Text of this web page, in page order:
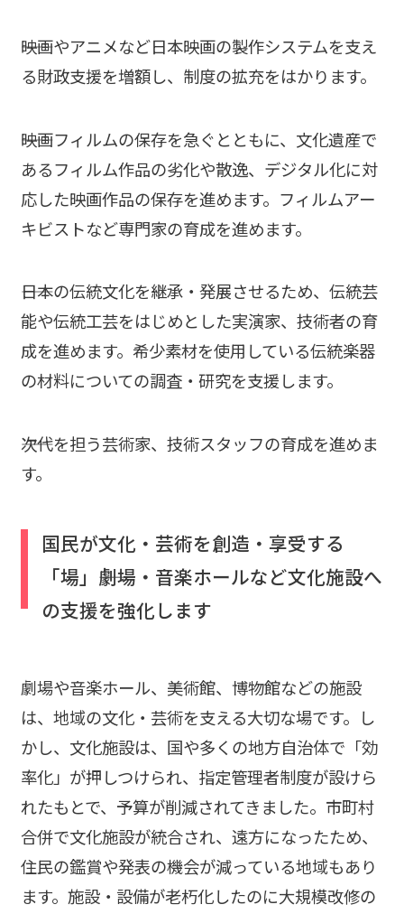
――映画やアニメなど日本映画の製作システムを支え
る財政支援を増額し、制度の拡充をはかります。
――映画フィルムの保存を急ぐとともに、文化遺産で
あるフィルム作品の劣化や散逸、デジタル化に対
応した映画作品の保存を進めます。フィルムアー
キビストなど専門家の育成を進めます。
――日本の伝統文化を継承・発展させるため、伝統芸
能や伝統工芸をはじめとした実演家、技術者の育
成を進めます。希少素材を使用している伝統楽器
の材料についての調査・研究を支援します。
――次代を担う芸術家、技術スタッフの育成を進めま
す。
国民が文化・芸術を創造・享受する
「場」――劇場・音楽ホールなど文化施設へ
の支援を強化します
劇場や音楽ホール、美術館、博物館などの施設
は、地域の文化・芸術を支える大切な場です。し
かし、文化施設は、国や多くの地方自治体で「効
率化」が押しつけられ、指定管理者制度が設けら
れたもとで、予算が削減されてきました。市町村
合併で文化施設が統合され、遠方になったため、
住民の鑑賞や発表の機会が減っている地域もあり
ます。施設・設備が老朽化したのに大規模改修の